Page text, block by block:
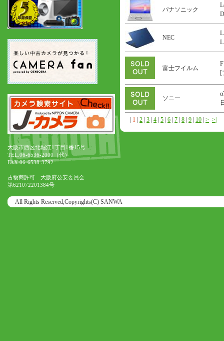
パナソニック
NEC
富士フイルム
[
ソニー
1 2 3 4 5 6 7 8 9 10 > >|
大阪市西区北堀江1丁目1番15号
TEL.06-6536-2000（代）
FAX.06-6538-3792
古物商許可 大阪府公安委員会
第621072201384号
All Rights Reserved,Copyrights(C) SANWA